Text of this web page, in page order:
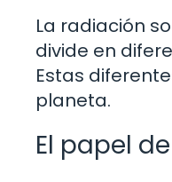
La radiación
divide en
Estas
planeta.
El papel